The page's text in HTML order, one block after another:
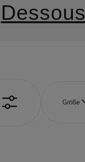
Dessous
Größe